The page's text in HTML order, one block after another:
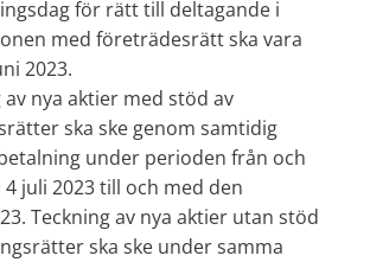
för rätt till deltagande i
med företrädesrätt ska vara
2023.
av nya aktier med stöd av
ska ske genom samtidig
under perioden från och
juli 2023 till och med den
Teckning av nya aktier utan stöd
ska ske under samma